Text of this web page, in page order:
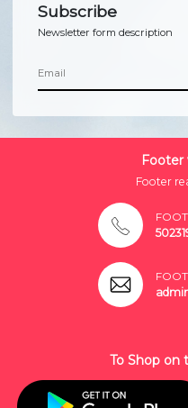
Subscribe
Newsletter form description
Footer
Footer
To Shop on